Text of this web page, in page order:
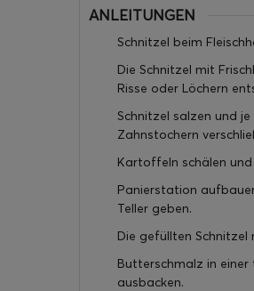
ANLEITUNGEN
Schnitzel beim
Die Schnitzel mit
Risse oder Löchern
Schnitzel salzen und
Zahnstochern
Kartoffeln schälen
Panierstation
Teller geben.
Die gefüllten Schnitzel
Butterschmalz in
ausbacken.